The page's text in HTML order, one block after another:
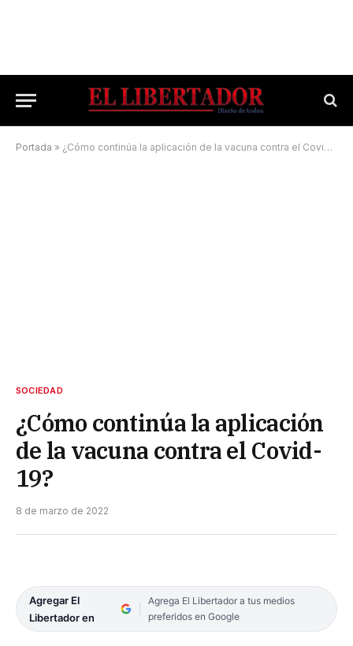
Portada » ¿Cómo continúa la aplicación de la vacuna contra el Covid-19?
SOCIEDAD
¿Cómo continúa la aplicación
de la vacuna contra el Covid-
19?
8 de marzo de 2022
Agregar El
Libertador en
Agrega El Libertador a tus medios
preferidos en Google